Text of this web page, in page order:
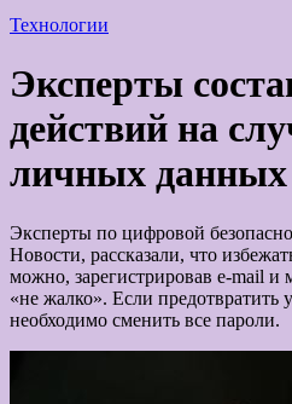
Технологии
Эксперты
действий на
личных данных
Эксперты по цифровой
Новости, рассказали, что
можно, зарегистрировав e-mail
«не жалко». Если предотвратить
необходимо сменить все пароли.